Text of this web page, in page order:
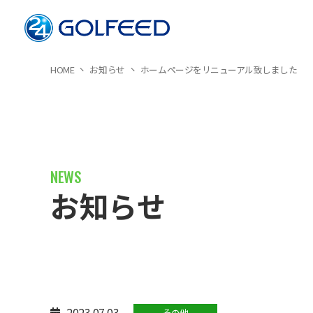
HOME お知らせ ホームページをリニューアル致しました
お知らせ